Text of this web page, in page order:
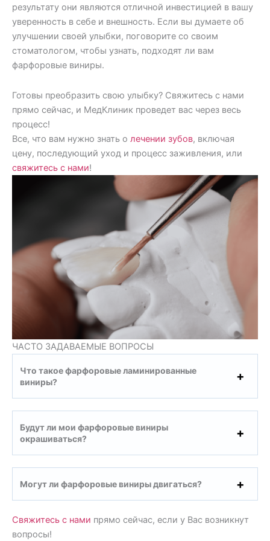
результату они являются отличной инвестицией в вашу
уверенность в себе и внешность. Если вы думаете об
улучшении своей улыбки, поговорите со своим
стоматологом, чтобы узнать, подходят ли вам
фарфоровые виниры.
Готовы преобразить свою улыбку? Свяжитесь с нами
прямо сейчас, и МедКлиник проведет вас через весь
процесс!
Все, что вам нужно знать о лечении зубов, включая
цену, последующий уход и процесс заживления, или
свяжитесь с нами!
ЧАСТО ЗАДАВАЕМЫЕ ВОПРОСЫ
Что такое фарфоровые ламинированные
виниры?
Будут ли мои фарфоровые виниры
окрашиваться?
Могут ли фарфоровые виниры двигаться?
Свяжитесь с нами прямо сейчас, если у Вас возникнут
вопросы!